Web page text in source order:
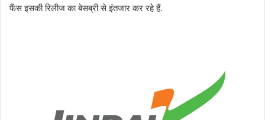
फैंस इसकी रिलीज का बेसब्री से इंतजार कर रहे हैं.